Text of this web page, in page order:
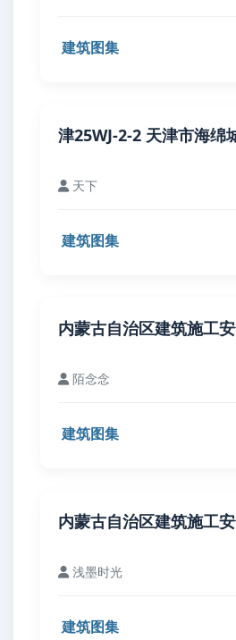
建筑图集
津25WJ-2-2 天津市海绵
天下
建筑图集
内蒙古自治区建筑施工
陌念念
建筑图集
内蒙古自治区建筑施工
浅墨时光
建筑图集